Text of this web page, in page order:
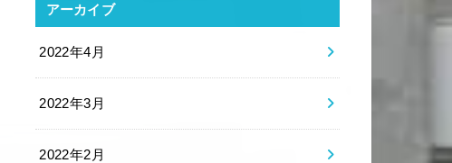
アーカイブ
2022年4月
2022年3月
2022年2月